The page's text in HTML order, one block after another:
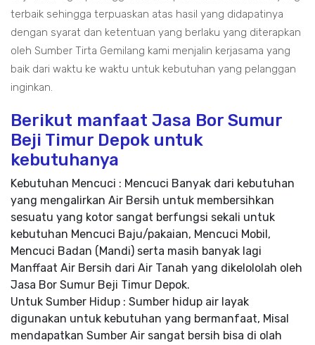
terbaik sehingga terpuaskan atas hasil yang didapatinya
dengan syarat dan ketentuan yang berlaku yang diterapkan
oleh Sumber Tirta Gemilang kami menjalin kerjasama yang
baik dari waktu ke waktu untuk kebutuhan yang pelanggan
inginkan.
Berikut manfaat Jasa Bor Sumur
Beji Timur Depok untuk
kebutuhanya
Kebutuhan Mencuci : Mencuci Banyak dari kebutuhan
yang mengalirkan Air Bersih untuk membersihkan
sesuatu yang kotor sangat berfungsi sekali untuk
kebutuhan Mencuci Baju/pakaian, Mencuci Mobil,
Mencuci Badan (Mandi) serta masih banyak lagi
Manffaat Air Bersih dari Air Tanah yang dikelololah oleh
Jasa Bor Sumur Beji Timur Depok.
Untuk Sumber Hidup : Sumber hidup air layak
digunakan untuk kebutuhan yang bermanfaat, Misal
mendapatkan Sumber Air sangat bersih bisa di olah